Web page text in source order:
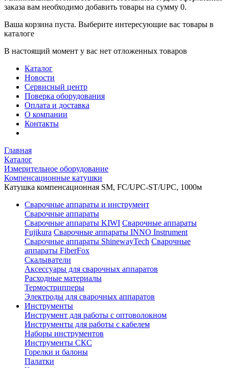
заказа вам необходимо добавить товары на сумму 0.
Ваша корзина пуста. Выберите интересующие вас товары в
каталоге
В настоящий момент у вас нет отложенных товаров
Каталог
Новости
Сервисный центр
Поверка оборудования
Оплата и доставка
О компании
Контакты
Главная
Каталог
Измерительное оборудование
Компенсационные катушки
Катушка компенсационная SM, FC/UPC-ST/UPC, 1000м
Сварочные аппараты и инструмент
Сварочные аппараты
Сварочные аппараты KIWI Сварочные аппараты
Fujikura Сварочные аппараты INNO Instrument
Сварочные аппараты ShinewayTech Cварочные
аппараты FiberFox
Скалыватели
Аксессуары для сварочных аппаратов
Расходные материалы
Термострипперы
Электроды для сварочных аппаратов
Инструменты
Инструмент для работы с оптоволокном
Инструменты для работы с кабелем
Наборы инструментов
Инструменты СКС
Горелки и балоны
Палатки